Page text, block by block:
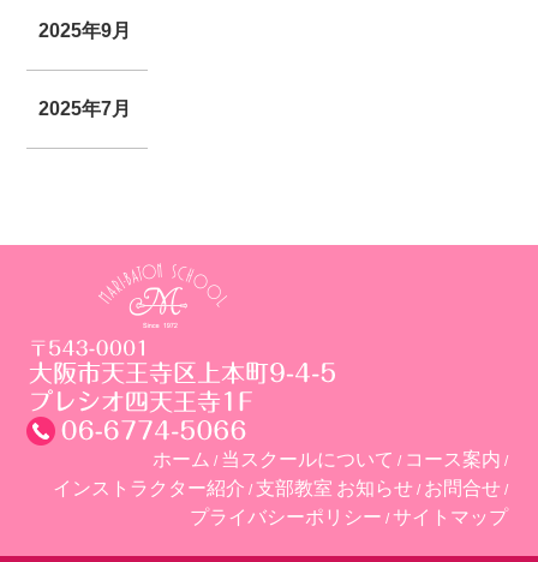
2025年9月
2025年7月
ホーム 当スクールについて
コース案内
インストラクター紹介 支部教室 お知らせ
お問合せ
プライバシーポリシー サイトマップ